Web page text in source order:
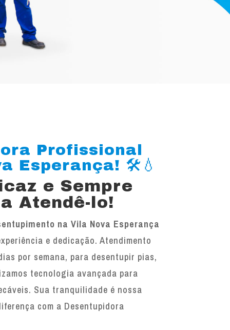
Profissional
Esperança! 🛠️💧
e Sempre
Atendê-lo!
na Vila Nova Esperança
e dedicação. Atendimento
por semana, para desentupir pias,
tecnologia avançada para
Sua tranquilidade é nossa
com a Desentupidora